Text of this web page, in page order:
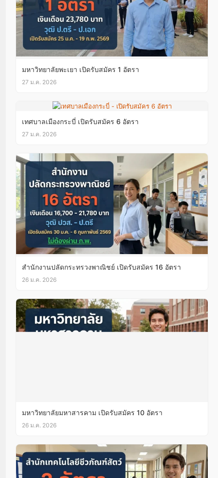
มหาวิทยาลัยพะเยา เปิดรับสมัคร 1 อัตรา
27 ม.ค. 2026
เทศบาลเมืองกระบี่ เปิดรับสมัคร 6 อัตรา
27 ม.ค. 2026
สำนักงานปลัดกระทรวงพาณิชย์ เปิดรับสมัคร 16 อัตรา
26 ม.ค. 2026
มหาวิทยาลัยมหาสารคาม เปิดรับสมัคร 10 อัตรา
26 ม.ค. 2026